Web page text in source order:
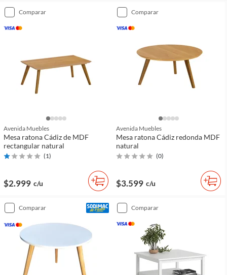
comparar
Avenida Muebles
Mesa ratona Cádiz de MDF
rectangular natural
(1)
$2.999 c/u
comparar
Avenida Muebles
Mesa ratona Cádiz redonda MDF
natural
(0)
$3.599 c/u
comparar comparar